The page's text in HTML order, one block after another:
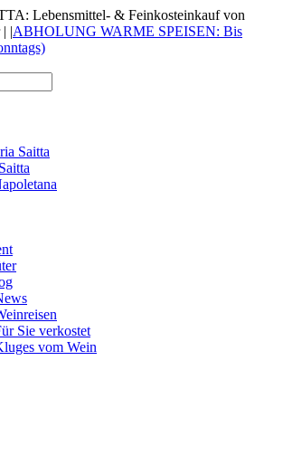
Lebensmittel- & Feinkosteinkauf von
|ABHOLUNG WARME SPEISEN: Bis
Saitta
Sie verkostet
vom Wein